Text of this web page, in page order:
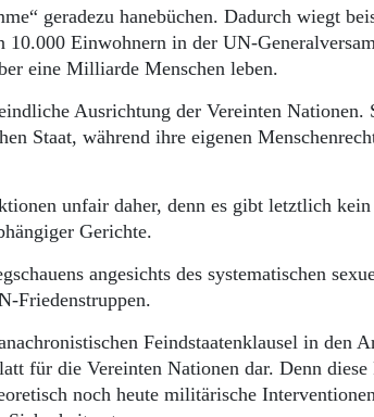
geradezu hanebüchen. Dadurch wiegt
Einwohnern in der UN-
eine Milliarde Menschen leben.
Ausrichtung der Vereinten
Staat, während ihre eigenen
unfair daher, denn es gibt letztlich
Gerichte.
angesichts des systematischen
Friedenstruppen.
Feindstaatenklausel in den
für die Vereinten Nationen dar. Denn diese
noch heute militärische